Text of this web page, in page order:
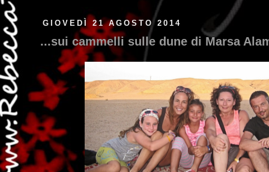
GIOVEDÌ 21 AGOSTO 2014
...sui cammelli sulle dune di Marsa